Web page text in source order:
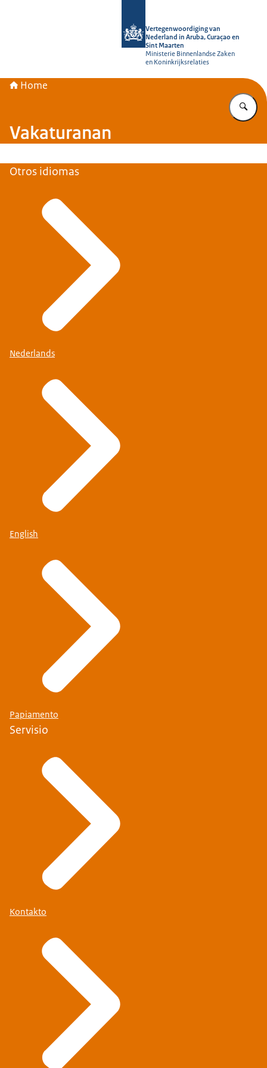
Vertegenwoordiging van
Nederland in Aruba, Curaçao en
Sint Maarten
Ministerie Binnenlandse Zaken
en Koninkrijksrelaties
Home
Vakaturanan
Otros idiomas
Nederlands
English
Papiamento
Servisio
Kontakto